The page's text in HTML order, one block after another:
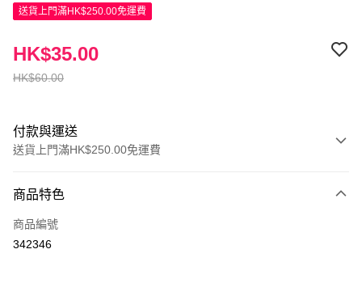
送貨上門滿HK$250.00免運費
HK$60.00
HK$35.00
付款與運送
送貨上門滿HK$250.00免運費
信用卡
Apple Pay
商品特色
商品編號
342346